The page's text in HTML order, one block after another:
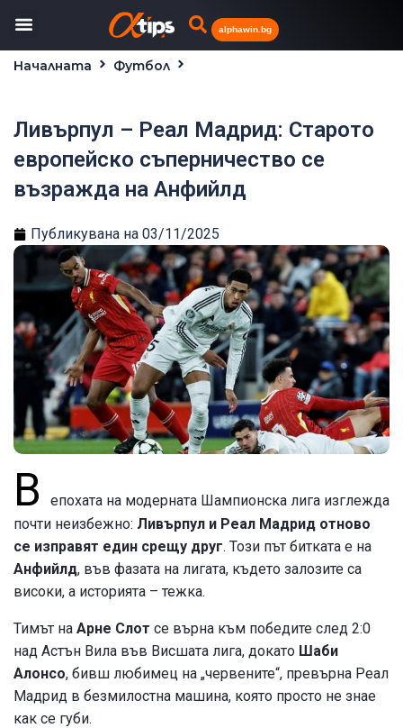
alphawin.bg
Началната
Футбол
Ливърпул – Реал Мадрид: Старото
европейско съперничество се
възражда на Анфийлд
Публикувана на 03/11/2025
В
епохата на модерната Шампионска лига изглежда
почти неизбежно: Ливърпул и Реал Мадрид отново
се изправят един срещу друг. Този път битката е на
Анфийлд, във фазата на лигата, където залозите са
високи, а историята – тежка.
Тимът на Арне Слот се върна към победите след 2:0
над Астън Вила във Висшата лига, докато Шаби
Алонсо, бивш любимец на „червените“, превърна Реал
Мадрид в безмилостна машина, която просто не знае
как се губи.